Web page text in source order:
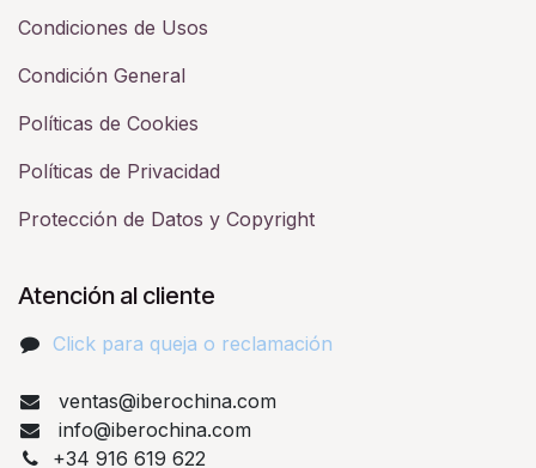
Condiciones de Usos
Condición General
Políticas de Cookies
Políticas de Privacidad
Protección de Datos y Copyright
Atención al cliente
Click para queja o reclamación​
ventas@iberochina.com
info@iberochina.com
+34 916 619 622